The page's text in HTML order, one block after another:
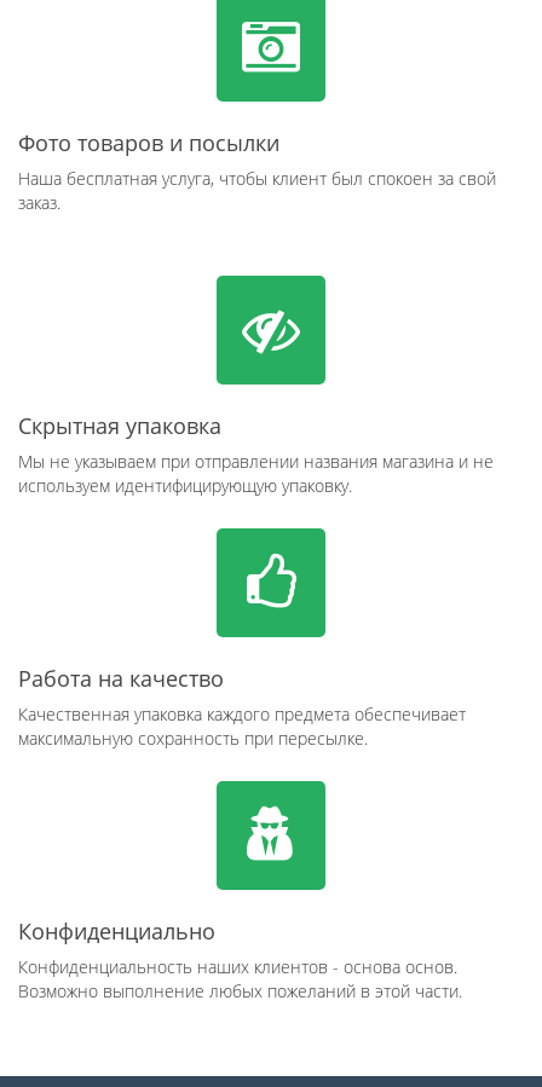
Фото товаров и посылки
Наша бесплатная услуга, чтобы клиент был спокоен за свой
заказ.
Скрытная упаковка
Мы не указываем при отправлении названия магазина и не
используем идентифицирующую упаковку.
Работа на качество
Качественная упаковка каждого предмета обеспечивает
максимальную сохранность при пересылке.
Конфиденциально
Конфиденциальность наших клиентов - основа основ.
Возможно выполнение любых пожеланий в этой части.